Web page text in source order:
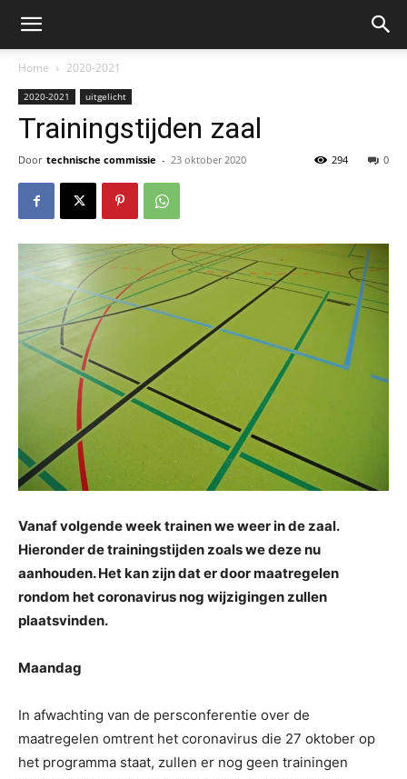
Home 2020-2021
2020-2021 uitgelicht
Trainingstijden zaal
Door technische commissie - 23 oktober 2020 0
294
Vanaf volgende week trainen we weer in de zaal.
Hieronder de trainingstijden zoals we deze nu
aanhouden. Het kan zijn dat er door maatregelen
rondom het coronavirus nog wijzigingen zullen
plaatsvinden.
Maandag
In afwachting van de persconferentie over de
maatregelen omtrent het coronavirus die 27 oktober op
het programma staat, zullen er nog geen trainingen